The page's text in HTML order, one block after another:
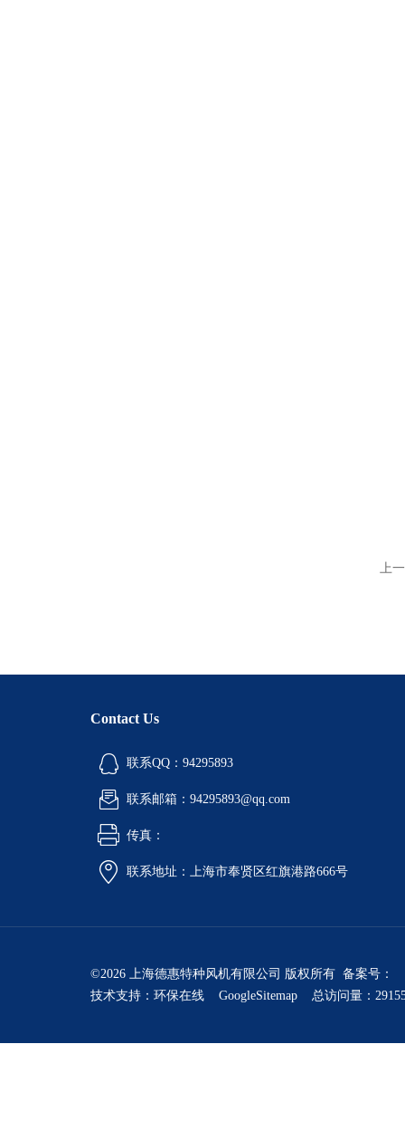
上
Contact Us
联系QQ：94295893
联系邮箱：94295893@qq.com
传真：
联系地址：上海市奉贤区红旗港路666号
©2026 上海德惠特种风机有限公司 版权所有 备案号：
技术支持： 环保在线 GoogleSitemap 总访问量：